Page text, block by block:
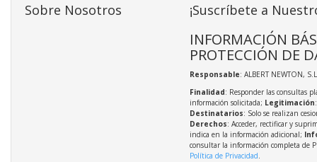
Sobre Nosotros ¡Suscríbete a
INFORMACIÓN
PROTECCIÓN DE
Responsable: ALBERT NEWTON,
Finalidad: Responder las consultas
información solicitada; Legitimación
Destinatarios: Solo se realizan
Derechos: Acceder, rectificar y
indica en la información adicional;
consultar la información completa de
Política de Privacidad.